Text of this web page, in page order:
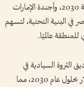
تبني استراتيجيات التنويع، بما في ذلك رؤية السعودية 2030، وأجندة الإمارات
في البنية التحتية، لتسهم
عالميًا.
الثروة السيادية في
المنطقة من 4 تريليونات دولار إلى 8 تريليونات دولار بحلول عام 2030، مما